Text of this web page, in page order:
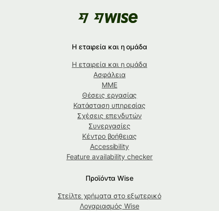
Η εταιρεία και η ομάδα
Η εταιρεία και η ομάδα
Ασφάλεια
ΜΜΕ
Θέσεις εργασίας
Κατάσταση υπηρεσίας
Σχέσεις επενδυτών
Συνεργασίες
Κέντρο βοήθειας
Accessibility
Feature availability checker
Προϊόντα Wise
Στείλτε χρήματα στο εξωτερικό
Λογαριασμός Wise